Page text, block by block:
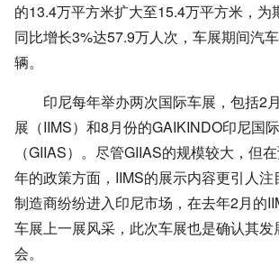
的13.4万平方米扩大至15.4万平方米，为
同比增长3%达57.9万人次，车展期间汽
辆。
印尼每年举办两次国际车展，包括2
展（IIMS）和8月份的GAIKINDO印尼国
（GIIAS）。尽管GIIAS的规模较大，但
年的政策方面，IIMS的展示内容更引人
制造商纷纷进入印尼市场，在去年2月的
车展上一展风采，此次车展也是确认其
会。